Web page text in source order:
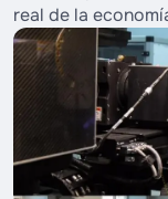
real de la